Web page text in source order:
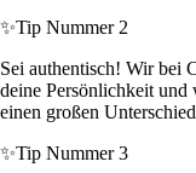
✨Tip Nummer 2
Sei authentisch! Wir bei
deine Persönlichkeit und
einen großen
✨Tip Nummer 3